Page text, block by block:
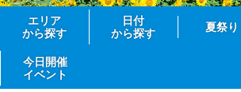
エリア
から探す
日付
から探す
夏祭り
今日開催
イベント